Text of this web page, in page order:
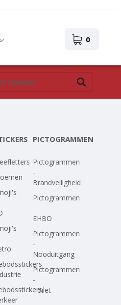
0
PICTOGRAMMEN
Pictogrammen
-
Brandveiligheid
Pictogrammen
-
EHBO
Pictogrammen
-
Nooduitgang
Pictogrammen
-
Toilet